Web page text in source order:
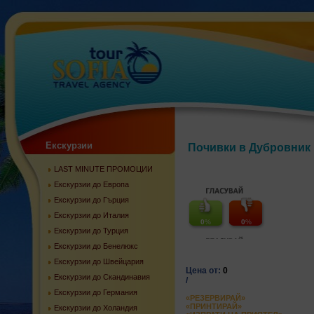
Екскурзии
LAST MINUTE ПРОМОЦИИ
Екскурзии до Европа
Екскурзии до Гърция
Екскурзии до Италия
Екскурзии до Турция
Екскурзии до Бенелюкс
Екскурзии до Швейцария
Екскурзии до Скандинавия
Екскурзии до Германия
Екскурзии до Холандия
Почивки в Дубровник
0% 0%
Цена от: 0
/
«РЕЗЕРВИРАЙ»
«ПРИНТИРАЙ»